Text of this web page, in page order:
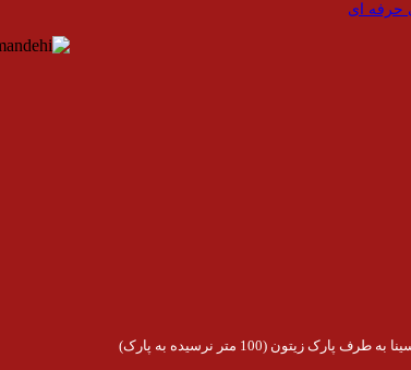
حرفه ای
زیتون (100 متر نرسیده به پارک)